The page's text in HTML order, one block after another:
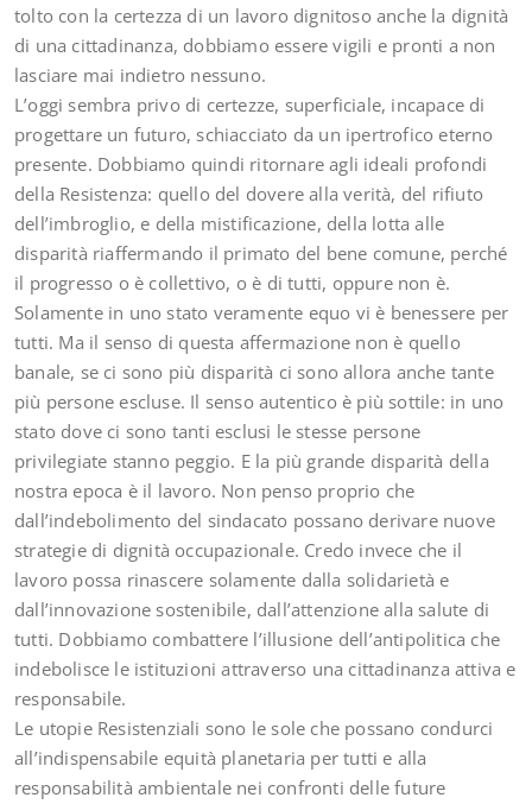
tolto con la certezza di un lavoro dignitoso anche la dignità
di una cittadinanza, dobbiamo essere vigili e pronti a non
lasciare mai indietro nessuno.
L’oggi sembra privo di certezze, superficiale, incapace di
progettare un futuro, schiacciato da un ipertrofico eterno
presente. Dobbiamo quindi ritornare agli ideali profondi
della Resistenza: quello del dovere alla verità, del rifiuto
dell’imbroglio, e della mistificazione, della lotta alle
disparità riaffermando il primato del bene comune, perché
il progresso o è collettivo, o è di tutti, oppure non è.
Solamente in uno stato veramente equo vi è benessere per
tutti. Ma il senso di questa affermazione non è quello
banale, se ci sono più disparità ci sono allora anche tante
più persone escluse. Il senso autentico è più sottile: in uno
stato dove ci sono tanti esclusi le stesse persone
privilegiate stanno peggio. E la più grande disparità della
nostra epoca è il lavoro. Non penso proprio che
dall’indebolimento del sindacato possano derivare nuove
strategie di dignità occupazionale. Credo invece che il
lavoro possa rinascere solamente dalla solidarietà e
dall’innovazione sostenibile, dall’attenzione alla salute di
tutti. Dobbiamo combattere l’illusione dell’antipolitica che
indebolisce le istituzioni attraverso una cittadinanza attiva e
responsabile.
Le utopie Resistenziali sono le sole che possano condurci
all’indispensabile equità planetaria per tutti e alla
responsabilità ambientale nei confronti delle future